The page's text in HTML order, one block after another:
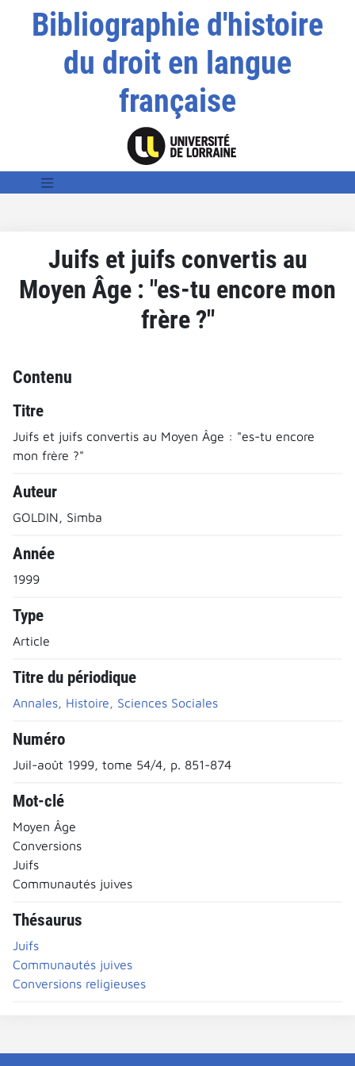
Bibliographie d'histoire
du droit en langue
française
Juifs et juifs convertis au
Moyen Âge : "es-tu encore mon
frère ?"
Contenu
Titre
Juifs et juifs convertis au Moyen Âge : "es-tu encore
mon frère ?"
Auteur
GOLDIN, Simba
Année
1999
Type
Article
Titre du périodique
Annales, Histoire, Sciences Sociales
Numéro
Juil-août 1999, tome 54/4, p. 851-874
Mot-clé
Moyen Âge
Conversions
Juifs
Communautés juives
Thésaurus
Juifs
Communautés juives
Conversions religieuses